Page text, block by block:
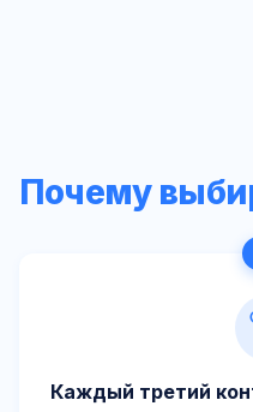
Почему
Каждый третий